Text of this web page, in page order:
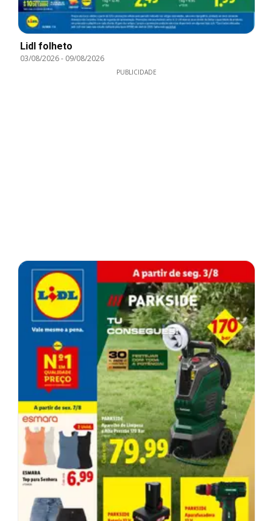
Lidl folheto
03/08/2026- 09/08/2026
PUBLICIDADE